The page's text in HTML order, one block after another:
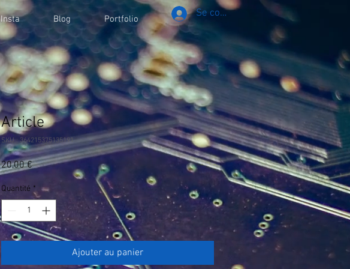
Insta Blog Portfolio Se connecter
Article
SKU : 364215375135191
20,00 €Prix
Quantité *
Ajouter au panier